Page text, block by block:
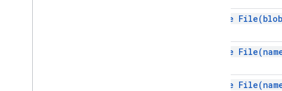
create File(
create File(
create File(